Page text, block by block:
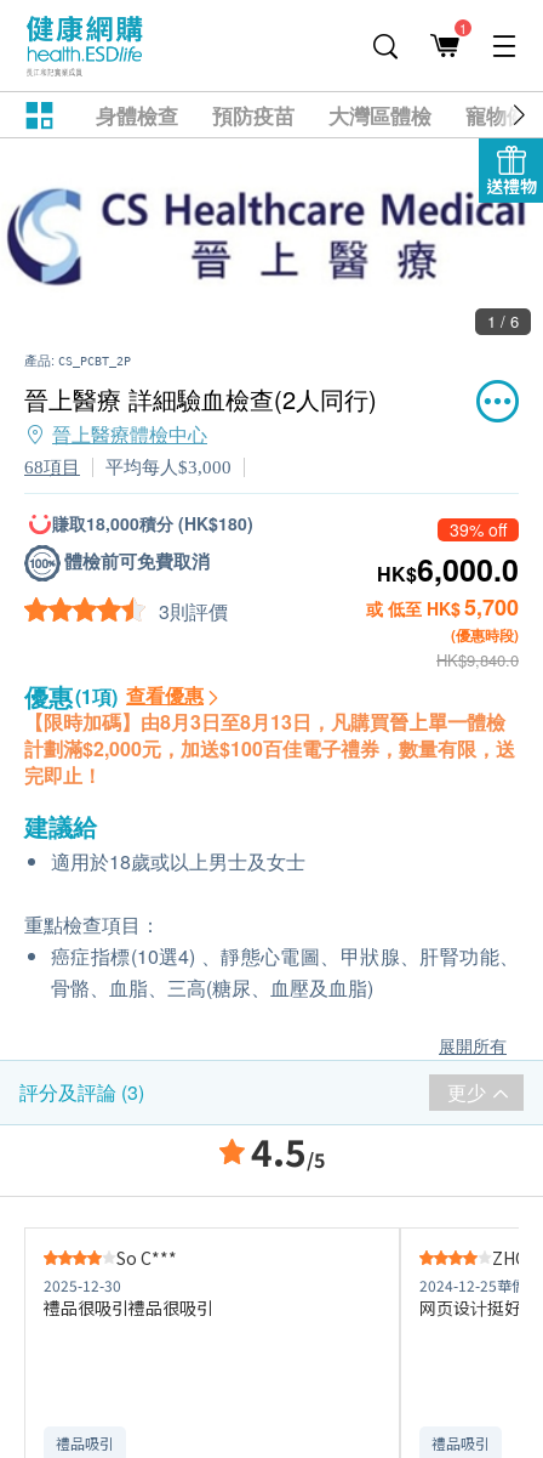
1
身體檢查 預防疫苗 大灣區體檢 寵物健
送禮物
1 / 6
產品: CS_PCBT_2P
晉上醫療 詳細驗血檢查(2人同行)
晉上醫療體檢中心
68項目 平均每人$3,000
賺取18,000積分 (HK$180)
體檢前可免費取消
3則評價
39% off
HK$6,000.0
或 低至 HK$5,700
(優惠時段)
HK$9,840.0
優惠(1項) 查看優惠
【限時加碼】由8月3日至8月13日，凡購買晉上單一體檢
計劃滿$2,000元，加送$100百佳電子禮券，數量有限，送
完即止！
建議給
適用於18歲或以上男士及女士
重點檢查項目：
癌症指標(10選4) 、靜態心電圖、甲狀腺、肝腎功能、
骨骼、血脂、三高(糖尿、血壓及血脂)
展開所有
評分及評論 (3) 更少
4.5/5
So C***
2025-12-30
禮品很吸引禮品很吸引
禮品吸引
2024-12-25華僑
网页设计挺好
禮品吸引